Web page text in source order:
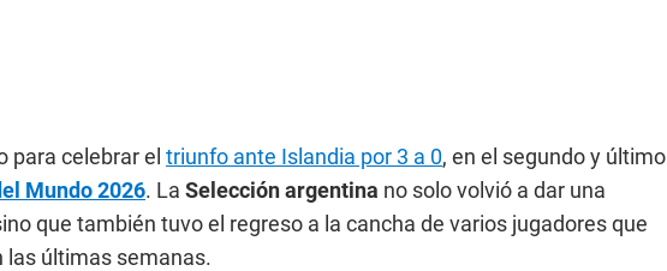
para celebrar el triunfo ante Islandia por 3 a 0, en el segundo y último
Mundo 2026. La Selección argentina no solo volvió a dar una
que también tuvo el regreso a la cancha de varios jugadores que
las últimas semanas.